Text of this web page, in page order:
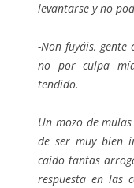
levantarse y no
-Non fuyáis, gente
no por culpa
tendido.
Un mozo de
de ser muy bien
caído tantas
respuesta en las